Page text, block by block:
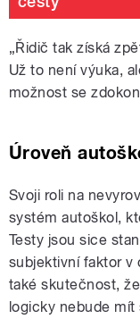
„Řidič tak získá
Už to není výuka,
možnost se
Úroveň
Svoji roli na
systém autoškol,
Testy jsou sice
subjektivní faktor v
také skutečnost,
logicky nebude